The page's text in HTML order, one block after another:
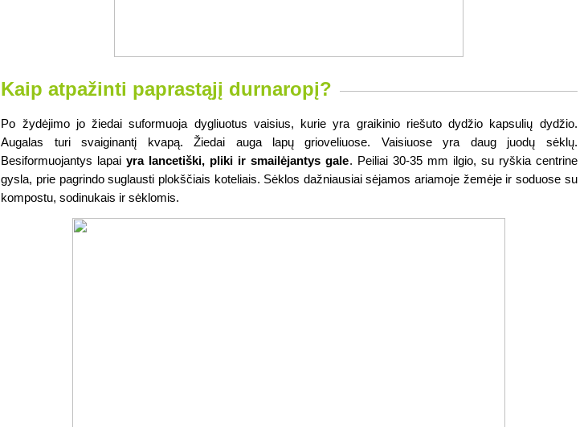
Kaip atpažinti paprastąjį durnaropį?
Po žydėjimo jo žiedai suformuoja dygliuotus vaisius, kurie yra graikinio riešuto dydžio kapsulių dydžio.
Besiformuojantys lapai yra lancetiški, pliki ir smailėjantys gale. Peiliai 30-35 mm ilgio, su ryškia centrine
gysla, prie pagrindo suglausti plokščiais koteliais. Sėklos dažniausiai sėjamos ariamoje žemėje ir soduose su
kompostu, sodinukais ir sėklomis.